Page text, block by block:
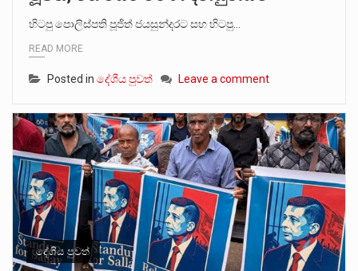
හිටපු පොලිස්පති පූජිත් ජයසුන්දරට සහ හිටපු…
READ MORE
Posted in දේශීය පුවත් Leave a comment
දේශීය පුවත්